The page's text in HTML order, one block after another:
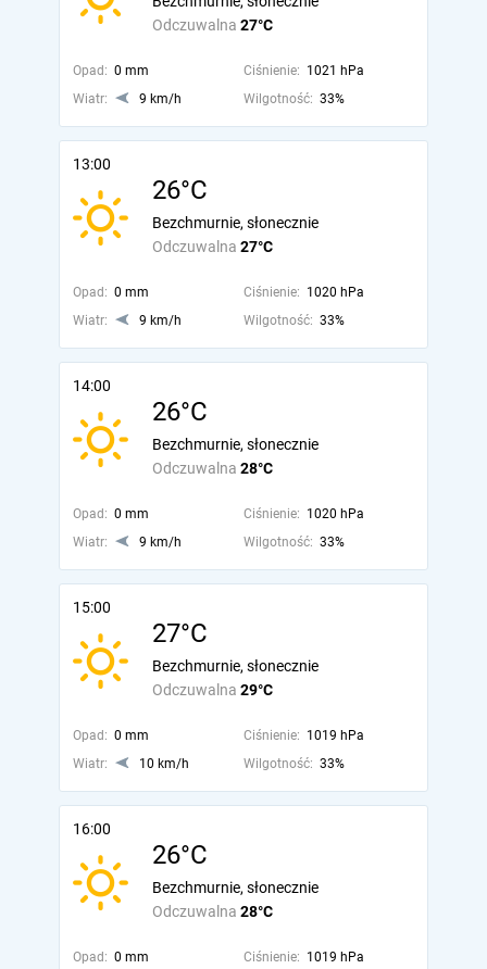
Odczuwalna 27°C
Opad: 0 mm Ciśnienie: 1021 hPa
Wiatr:
9 km/h Wilgotność: 33%
13:00
26°C
Odczuwalna 27°C
Bezchmurnie, słonecznie
Opad: 0 mm Ciśnienie: 1020 hPa
Wiatr:
9 km/h Wilgotność: 33%
14:00
26°C
Odczuwalna 28°C
Bezchmurnie, słonecznie
Opad: 0 mm Ciśnienie: 1020 hPa
Wiatr:
9 km/h Wilgotność: 33%
15:00
27°C
Odczuwalna 29°C
Bezchmurnie, słonecznie
Opad: 0 mm Ciśnienie: 1019 hPa
Wiatr:
10 km/h Wilgotność: 33%
16:00
26°C
Odczuwalna 28°C
Bezchmurnie, słonecznie
Opad: 0 mm Ciśnienie: 1019 hPa